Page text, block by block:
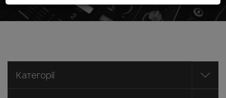
ПОШУК
Категорії